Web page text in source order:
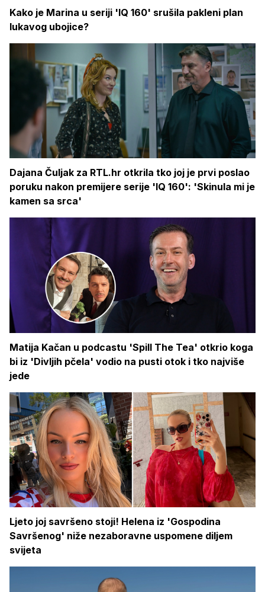
Kako je Marina u seriji 'IQ 160' srušila pakleni plan
lukavog ubojice?
Dajana Čuljak za RTL.hr otkrila tko joj je prvi poslao
poruku nakon premijere serije 'IQ 160': 'Skinula mi je
kamen sa srca'
Matija Kačan u podcastu 'Spill The Tea' otkrio koga
bi iz 'Divljih pčela' vodio na pusti otok i tko najviše
jede
Ljeto joj savršeno stoji! Helena iz 'Gospodina
Savršenog' niže nezaboravne uspomene diljem
svijeta